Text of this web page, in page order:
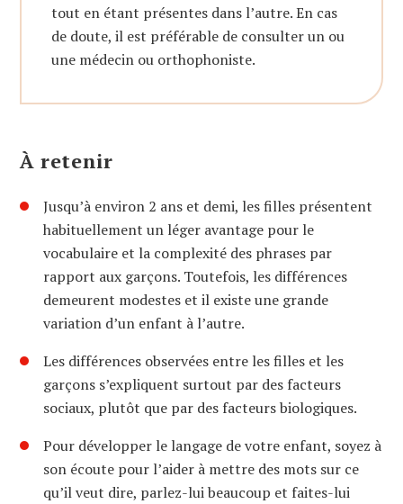
tout en étant présentes dans l’autre. En cas
de doute, il est préférable de consulter un ou
une médecin ou orthophoniste.
À retenir
Jusqu’à environ 2 ans et demi, les filles présentent
habituellement un léger avantage pour le
vocabulaire et la complexité des phrases par
rapport aux garçons. Toutefois, les différences
demeurent modestes et il existe une grande
variation d’un enfant à l’autre.
Les différences observées entre les filles et les
garçons s’expliquent surtout par des facteurs
sociaux, plutôt que par des facteurs biologiques.
Pour développer le langage de votre enfant, soyez à
son écoute pour l’aider à mettre des mots sur ce
qu’il veut dire, parlez-lui beaucoup et faites-lui